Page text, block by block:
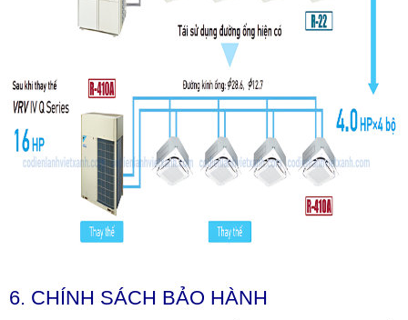
6. CHÍNH SÁCH BẢO HÀNH